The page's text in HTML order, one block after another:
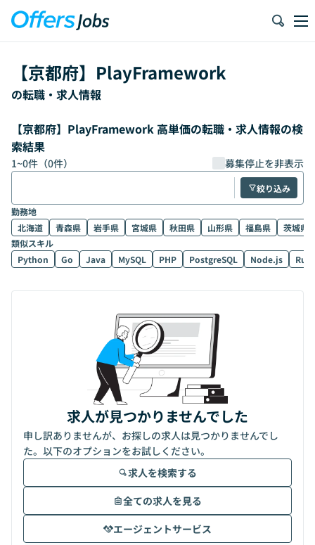
【京都府】 PlayFramework
の転職・求人情報
【京都府】PlayFramework 高単価の転職・求人情報の検
索結果
1~0件（0件） 募集停止を非表示
絞り込み
勤務地
北海道
青森県 岩手県 宮城県 秋田県 山形県 福島県
茨城県
類似スキル
Python
Go Java MySQL PHP PostgreSQL Node.js
求人が見つかりませんでした
申し訳ありませんが、お探しの求人は見つかりませんでし
た。以下のオプションをお試しください。
求人を検索する
全ての求人を見る
エージェントサービス